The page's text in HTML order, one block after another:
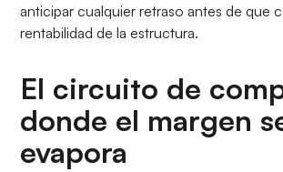
anticipar cualquier retraso antes de que
rentabilidad de la estructura.
El circuito de
donde el margen
evapora